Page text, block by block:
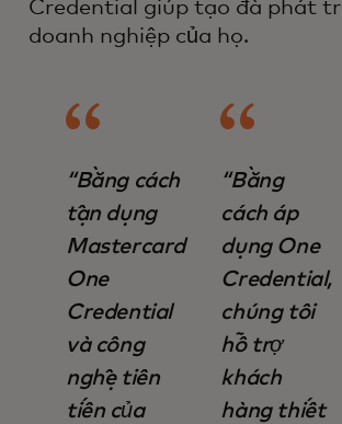
Credential giúp tạo đà phát
doanh nghiệp của họ.
“Bằng cách
tận dụng
Mastercard
One
Credential
và công
nghệ tiên
tiến của
“Bằng
cách áp
dụng One
Credential,
chúng tôi
hỗ trợ
khách
hàng thiết